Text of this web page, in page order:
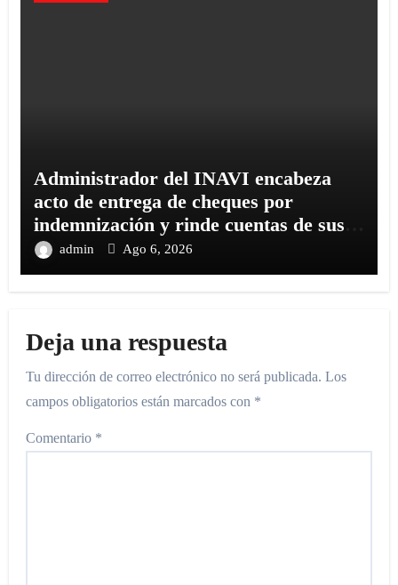
Administrador del INAVI encabeza
acto de entrega de cheques por
indemnización y rinde cuentas de sus
18 meses al frente de la institución de
servicios y asistencia social
admin Ago 6, 2026
Deja una respuesta
Tu dirección de correo electrónico no será publicada. Los
campos obligatorios están marcados con *
Comentario *